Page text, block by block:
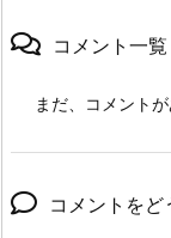
コメント一覧
まだ、コメント
コメントをど